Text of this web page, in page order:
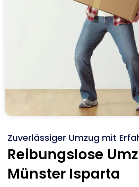
Zuverlässiger Umzug mit
Reibungslose
Münster Isparta